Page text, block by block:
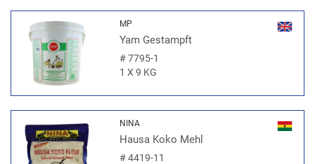
MP
Yam Gestampft
#7795-1
1 X 9 KG
NINA
Hausa Koko Mehl
#4419-11